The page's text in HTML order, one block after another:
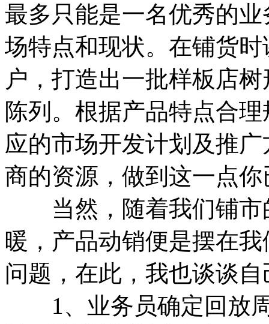
最多只能是一名优秀的
场特点和现状。在铺货
户，打造出一批样板店
陈列。根据产品特点合
应的市场开发计划及推
商的资源，做到这一点
当然，随着我们铺市
暖，产品动销便是摆在
问题，在此，我也谈谈
1、业务员确定回放周